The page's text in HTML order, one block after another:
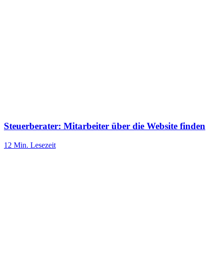
Steuerberater: Mitarbeiter über die Website finden
12 Min. Lesezeit